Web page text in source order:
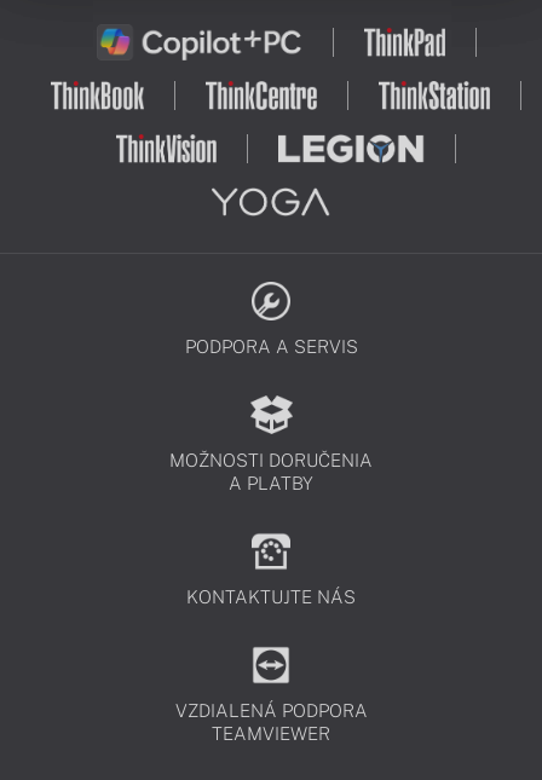
PODPORA A SERVIS
MOŽNOSTI DORUČENIA
A PLATBY
KONTAKTUJTE NÁS
VZDIALENÁ PODPORA
TEAMVIEWER